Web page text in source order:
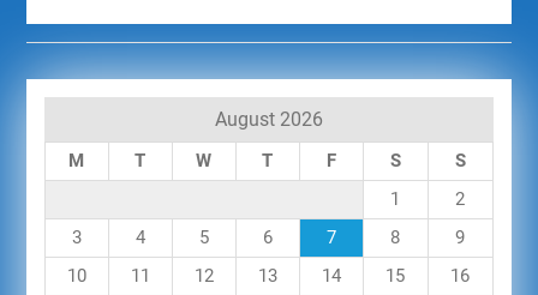
August 2026
M T W T F S
S
1
2
3
4 5 6 7 8
9
10
11 12 13 14 15
16